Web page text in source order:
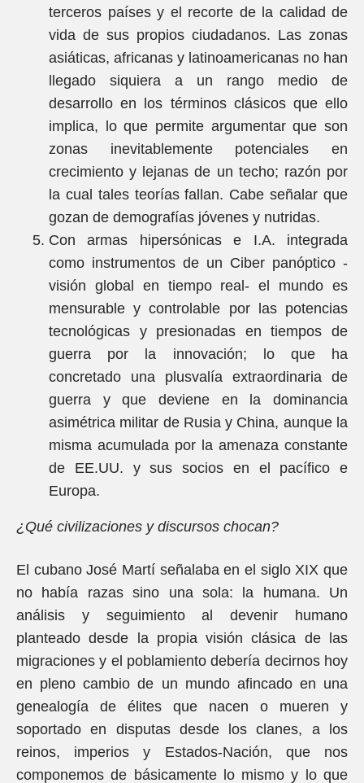
terceros países y el recorte de la calidad de
vida de sus propios ciudadanos. Las zonas
asiáticas, africanas y latinoamericanas no han
llegado siquiera a un rango medio de
desarrollo en los términos clásicos que ello
implica, lo que permite argumentar que son
zonas inevitablemente potenciales en
crecimiento y lejanas de un techo; razón por
la cual tales teorías fallan. Cabe señalar que
gozan de demografías jóvenes y nutridas.
Con armas hipersónicas e I.A. integrada
como instrumentos de un Ciber panóptico -
visión global en tiempo real- el mundo es
mensurable y controlable por las potencias
tecnológicas y presionadas en tiempos de
guerra por la innovación; lo que ha
concretado una plusvalía extraordinaria de
guerra y que deviene en la dominancia
asimétrica militar de Rusia y China, aunque la
misma acumulada por la amenaza constante
de EE.UU. y sus socios en el pacífico e
Europa.
¿Qué civilizaciones y discursos chocan?
El cubano José Martí señalaba en el siglo XIX que
no había razas sino una sola: la humana. Un
análisis y seguimiento al devenir humano
planteado desde la propia visión clásica de las
migraciones y el poblamiento debería decirnos hoy
en pleno cambio de un mundo afincado en una
genealogía de élites que nacen o mueren y
soportado en disputas desde los clanes, a los
reinos, imperios y Estados-Nación, que nos
componemos de básicamente lo mismo y lo que